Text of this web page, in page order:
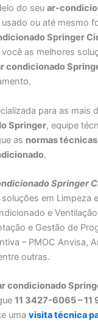
do seuar-
ou até mesmo
Springer
você as melhores
condicionado
para as mais
Springer, equipe
as normas
.
Springer
em Limpeza
e
e Gestão de
– PMOC Anvisa,
outras.
condicionado
11 3427-6065 – 11
umavisita técnica